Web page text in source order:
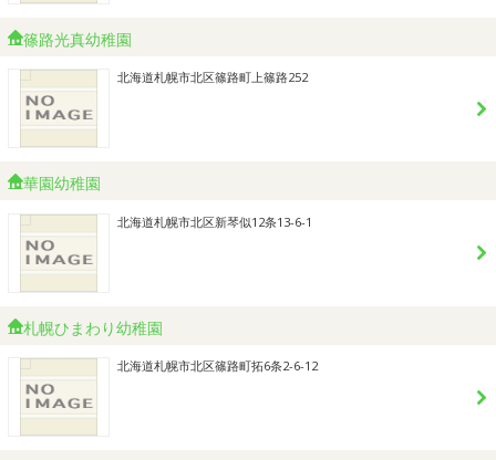
篠路光真幼稚園
北海道札幌市北区篠路町上篠路252
華園幼稚園
北海道札幌市北区新琴似12条13-6-1
札幌ひまわり幼稚園
北海道札幌市北区篠路町拓6条2-6-12